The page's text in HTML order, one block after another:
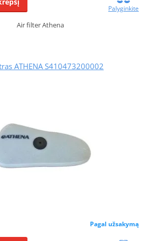
Palyginkite
Air filter Athena
ATHENA S410473200002
Pagal užsakymą